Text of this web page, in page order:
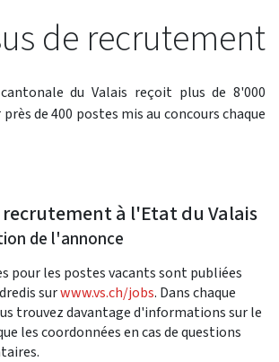
de recrutement
du Valais reçoit plus de 8'000
de 400 postes mis au concours chaque
recrutement à l'Etat du Valais
de l'annonce
pour les postes vacants sont publiées
surwww.vs.ch/jobs. Dans chaque
trouvez davantage d'informations sur le
les coordonnées en cas de questions